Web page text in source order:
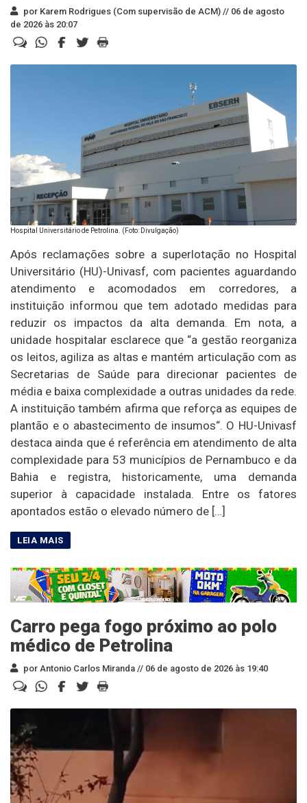
por Karem Rodrigues (Com supervisão de ACM) // 06 de agosto
de 2026 às 20:07
Hospital Universitário de Petrolina. (Foto: Divulgação)
Após reclamações sobre a superlotação no Hospital
Universitário (HU)-Univasf, com pacientes aguardando
atendimento e acomodados em corredores, a
instituição informou que tem adotado medidas para
reduzir os impactos da alta demanda. Em nota, a
unidade hospitalar esclarece que “a gestão reorganiza
os leitos, agiliza as altas e mantém articulação com as
Secretarias de Saúde para direcionar pacientes de
média e baixa complexidade a outras unidades da rede.
A instituição também afirma que reforça as equipes de
plantão e o abastecimento de insumos“. O HU-Univasf
destaca ainda que é referência em atendimento de alta
complexidade para 53 municípios de Pernambuco e da
Bahia e registra, historicamente, uma demanda
superior à capacidade instalada. Entre os fatores
apontados estão o elevado número de […]
Carro pega fogo próximo ao polo
médico de Petrolina
por Antonio Carlos Miranda // 06 de agosto de 2026 às 19:40